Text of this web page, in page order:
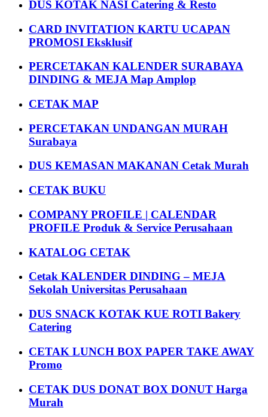
DUS KOTAK NASI Catering & Resto
CARD INVITATION KARTU UCAPAN
PROMOSI Eksklusif
PERCETAKAN KALENDER SURABAYA
DINDING & MEJA Map Amplop
CETAK MAP
PERCETAKAN UNDANGAN MURAH
Surabaya
DUS KEMASAN MAKANAN Cetak Murah
CETAK BUKU
COMPANY PROFILE | CALENDAR
PROFILE Produk & Service Perusahaan
KATALOG CETAK
Cetak KALENDER DINDING – MEJA
Sekolah Universitas Perusahaan
DUS SNACK KOTAK KUE ROTI Bakery
Catering
CETAK LUNCH BOX PAPER TAKE AWAY
Promo
CETAK DUS DONAT BOX DONUT Harga
Murah